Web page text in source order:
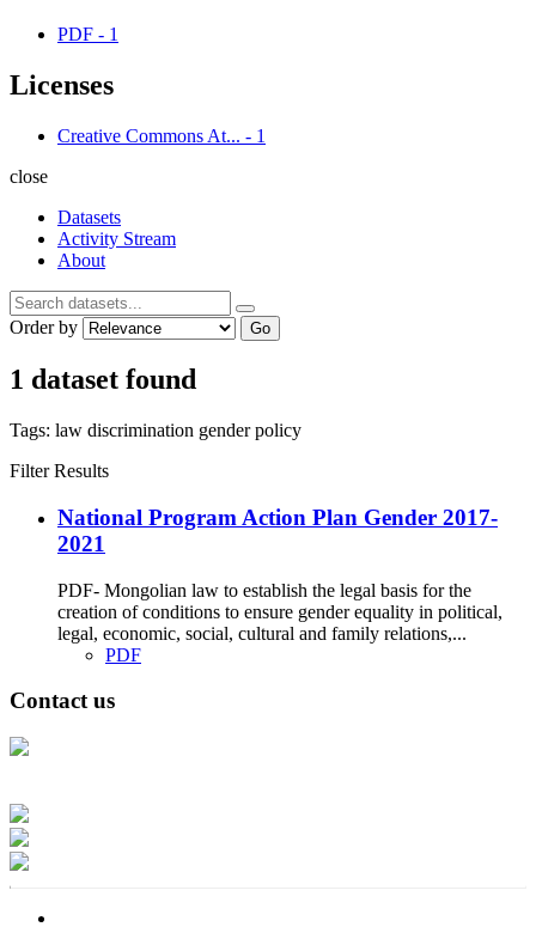
PDF - 1
Licenses
Creative Commons At... - 1
close
Datasets
Activity Stream
About
Order by Go
1 dataset found
Tags: law discrimination genderpolicy
Filter Results
National Program Action Plan Gender 2017-
2021
PDF- Mongolian law to establish the legal basis for the
creation of conditions to ensure gender equality in political,
legal, economic, social, cultural and family relations,...
PDF
Contact us